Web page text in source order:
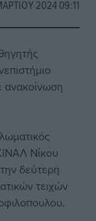
2024 09:11
Νίκου
δεύτερη
τειχών